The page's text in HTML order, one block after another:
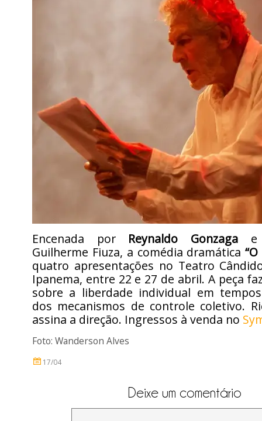
Encenada por Reynaldo Gonzaga e
Guilherme Fiuza, a comédia dramática
quatro apresentações no Teatro
Ipanema, entre 22 e 27 de abril. A peça
sobre a liberdade individual em
dos mecanismos de controle coletivo.
assina a direção. Ingressos à venda no
Foto: Wanderson Alves
17/04
Deixe um comentário